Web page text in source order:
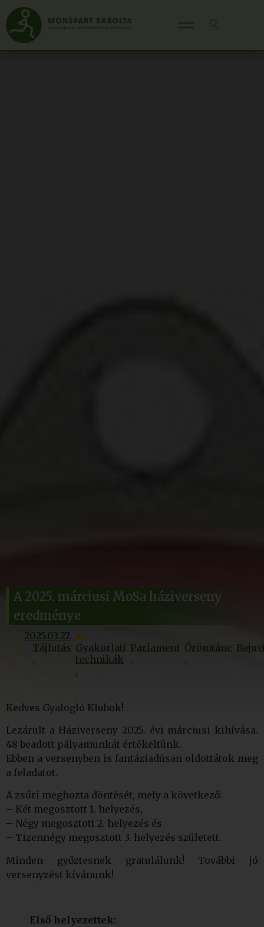
A 2025. márciusi MoSa háziverseny
eredménye
2025.03.27.
Tájfutás Gyakorlati
technikák
Parlament Örömtánc
Kedves Gyalogló Klubok!
Lezárult a Háziverseny 2025. évi márciusi kihívása.
48 beadott pályamunkát értékeltünk.
Ebben a versenyben is fantáziadúsan oldottátok meg
a feladatot.
A zsűri meghozta döntését, mely a következő:
– Két megosztott 1. helyezés,
– Négy megosztott 2. helyezés és
– Tizennégy megosztott 3. helyezés született.
Minden győztesnek gratulálunk! További jó
versenyzést kívánunk!
Első helyezettek: